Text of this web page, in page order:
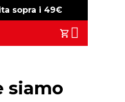
sopra i 49€
free shipping
Il Tuo
Search
siamo